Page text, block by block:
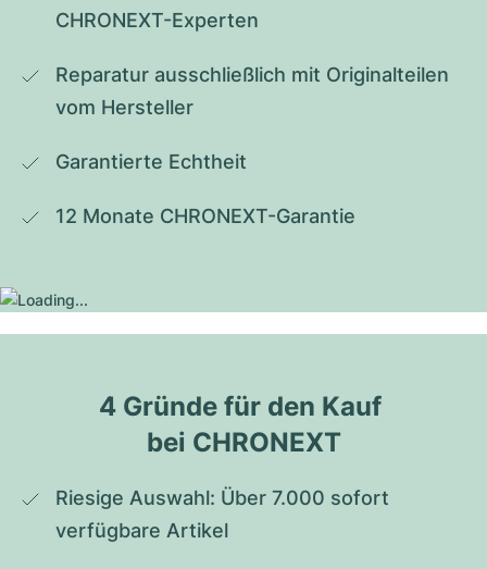
CHRONEXT-Experten
Reparatur ausschließlich mit Originalteilen
vom Hersteller
Garantierte Echtheit
12 Monate CHRONEXT-Garantie
4 Gründe für den Kauf
bei CHRONEXT
Riesige Auswahl: Über 7.000 sofort
verfügbare Artikel